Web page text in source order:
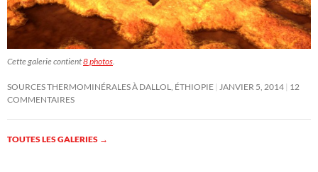
Cette galerie contient8 photos
SOURCES THERMOMINÉRALES À DALLOL, ÉTHIOPIE JANVIER 5, 2014 12
COMMENTAIRES
TOUTES LES GALERIES →